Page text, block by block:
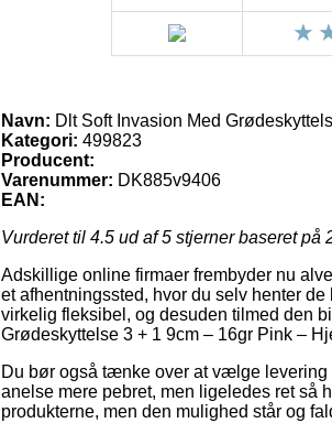
Navn: Dlt Soft Invasion Med
Kategori: 499823
Producent:
Varenummer: DK885v9406
EAN:
Vurderet til 4.5 ud af 5 stjerner baseret på
Adskillige online firmaer frembyder nu
et afhentningssted, hvor du selv henter
virkelig fleksibel, og desuden tilmed den
Grødeskyttelse 3 + 1 9cm – 16gr Pink –
Du bør også tænke over at vælge levering
anelse mere pebret, men ligeledes ret
produkterne, men den mulighed står og